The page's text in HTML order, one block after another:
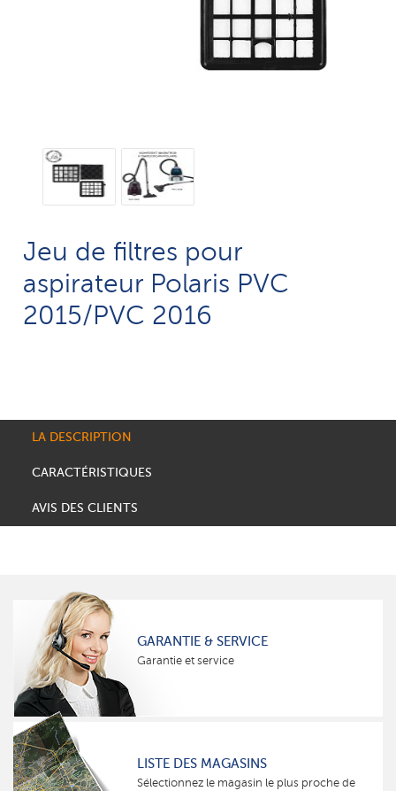
Jeu de filtres pour
aspirateur Polaris PVC
2015/PVC 2016
LA DESCRIPTION
CARACTÉRISTIQUES
AVIS DES CLIENTS
GARANTIE & SERVICE
Garantie et service
LISTE DES MAGASINS
Sélectionnez le magasin le plus proche de